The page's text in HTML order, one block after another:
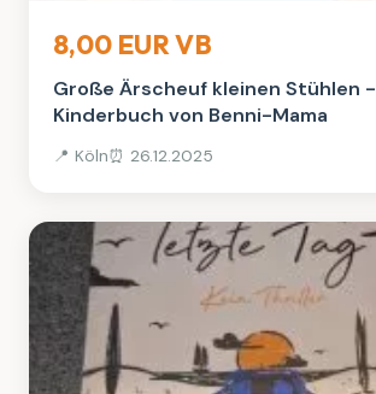
8,00 EUR VB
Große Ärscheuf kleinen Stühlen -
Kinderbuch von Benni-Mama
📍 Köln⏰ 26.12.2025